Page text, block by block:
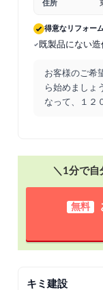
住所
得意なリフォーム
既製品にない
お客様のご希
ら始めましょ
なって、１２
＼1分で自
無料
キミ建設